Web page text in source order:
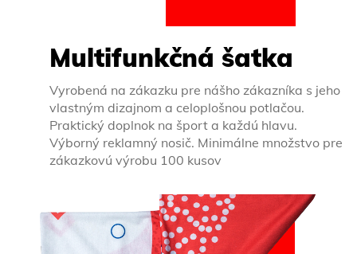
Multifunkčná šatka
Vyrobená na zákazku pre nášho zákazníka s jeho
vlastným dizajnom a celoplošnou potlačou.
Praktický doplnok na šport a každú hlavu.
Výborný reklamný nosič. Minimálne množstvo pre
zákazkovú výrobu 100 kusov